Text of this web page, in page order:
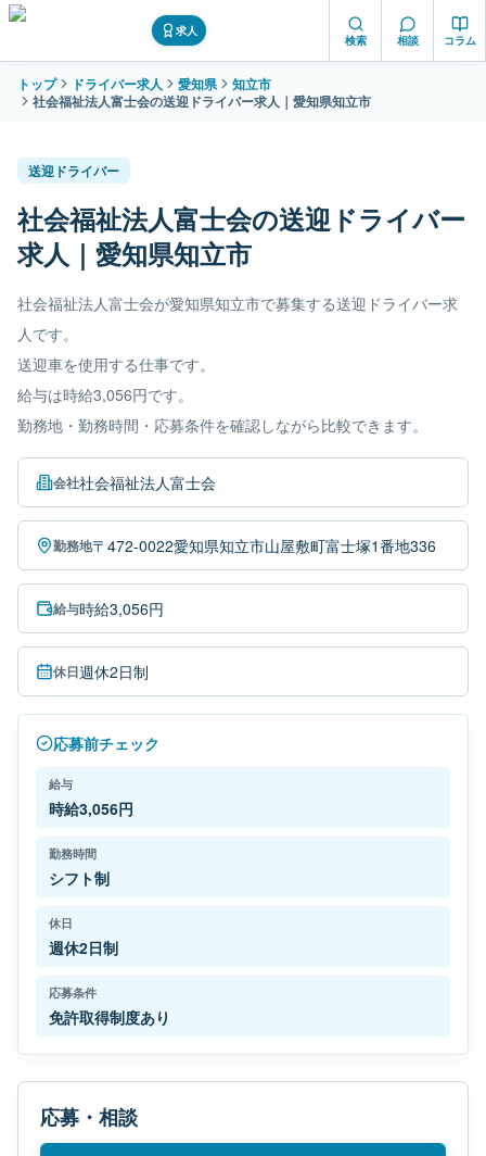
求人
検索 相談 コラム
トップ ドライバー求人 愛知県
知立市
社会福祉法人富士会の送迎ドライバー求人｜愛知県知立市
送迎ドライバー
社会福祉法人富士会の送迎ドライバー
求人｜愛知県知立市
社会福祉法人富士会が愛知県知立市で募集する送迎ドライバー求
人です。
送迎車を使用する仕事です。
給与は時給3,056円です。
勤務地・勤務時間・応募条件を確認しながら比較できます。
会社社会福祉法人富士会
勤務地〒472-0022愛知県知立市山屋敷町富士塚1番地336
給与時給3,056円
休日週休2日制
応募前チェック
給与
時給3,056円
勤務時間
シフト制
休日
週休2日制
応募条件
免許取得制度あり
応募・相談